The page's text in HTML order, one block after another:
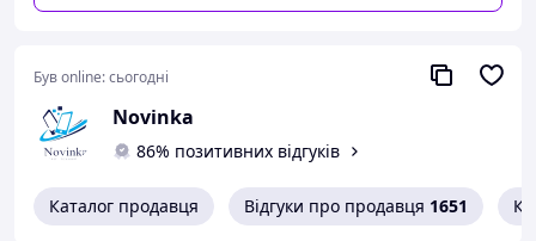
зливається зі шкірою, згладжуючи недосконалості.
Був online:сьогодні
Novinka
86% позитивних відгуків
Каталог продавця Відгуки про продавця 1651